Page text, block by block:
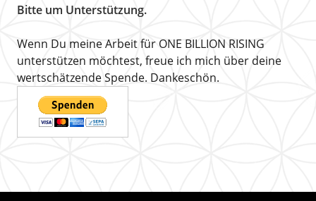
Bitte um Unterstützung.
Wenn Du meine Arbeit für ONE BILLION RISING
unterstützen möchtest, freue ich mich über deine
wertschätzende Spende. Dankeschön.